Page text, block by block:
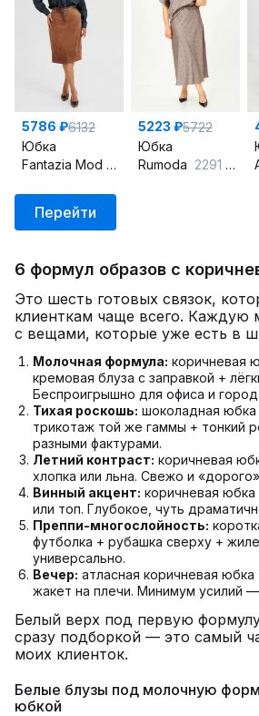
5786 ₽6132
Юбка
Fantazia Mod5567
5223 ₽5722
Юбка
Rumoda 2291 капучино
Перейти
6 формул образов с
Это шесть готовых связок,
клиенткам чаще всего. Каждую
с вещами, которые уже есть в
Молочная формула: коричневая
кремовая блуза с заправкой +
Беспроигрышно для офиса и
Тихая роскошь: шоколадная
трикотаж той же гаммы + тонкий
разными фактурами.
Летний контраст: коричневая
хлопка или льна. Свежо и
Винный акцент: коричневая
или топ. Глубокое, чуть
Преппи-многослойность:
футболка + рубашка сверху +
универсально.
Вечер: атласная коричневая
жакет на плечи. Минимум усилий
Белый верх под первую
сразу подборкой — это самый
моих клиенток.
Белые блузы под молочную
юбкой